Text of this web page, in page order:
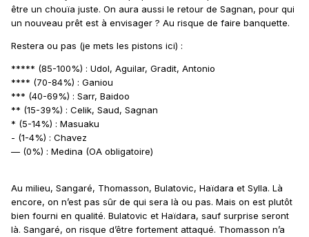
être un chouïa juste. On aura aussi le retour de Sagnan, pour qui
un nouveau prêt est à envisager ? Au risque de faire banquette.
Restera ou pas (je mets les pistons ici) :
***** (85-100%) : Udol, Aguilar, Gradit, Antonio
**** (70-84%) : Ganiou
*** (40-69%) : Sarr, Baidoo
** (15-39%) : Celik, Saud, Sagnan
* (5-14%) : Masuaku
- (1-4%) : Chavez
— (0%) : Medina (OA obligatoire)
Au milieu, Sangaré, Thomasson, Bulatovic, Haïdara et Sylla. Là
encore, on n’est pas sûr de qui sera là ou pas. Mais on est plutôt
bien fourni en qualité. Bulatovic et Haïdara, sauf surprise seront
là. Sangaré, on risque d’être fortement attaqué. Thomasson n’a